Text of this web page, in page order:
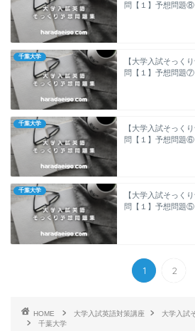
問【１】予想問題⑧
千葉大学
【大学入試そっく
問【１】予想問題⑦
千葉大学
【大学入試そっく
問【１】予想問題⑥
千葉大学
【大学入試そっく
問【１】予想問題⑤
1 2
HOME 大学入試英語対策講座
大学入試
千葉大学